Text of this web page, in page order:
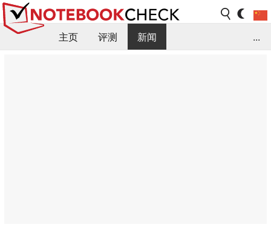
主页 评测
新闻
...